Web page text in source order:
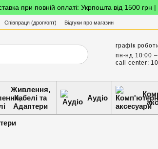
при повній оплаті: Укрпошта від 1500 грн
Співпраця (дроп/опт) Відгуки про магазин
графік
пн-нд 10:00
call center:
Живлення,
Кабелі та
Адаптери
Аудіо